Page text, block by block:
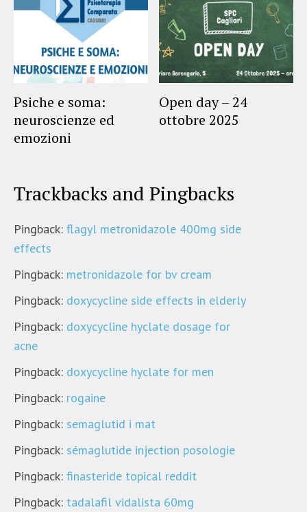
Psiche e soma:
neuroscienze ed
emozioni
Open day – 24
ottobre 2025
Trackbacks and Pingbacks
Pingback: flagyl metronidazole 400mg side
effects
Pingback: metronidazole for bv cream
Pingback: doxycycline side effects in elderly
Pingback: doxycycline hyclate dosage for
acne
Pingback: doxycycline hyclate for men
Pingback: rogaine
Pingback: semaglutid i mat
Pingback: sémaglutide injection posologie
Pingback: finasteride topical reddit
Pingback: tadalafil vidalista 60mg